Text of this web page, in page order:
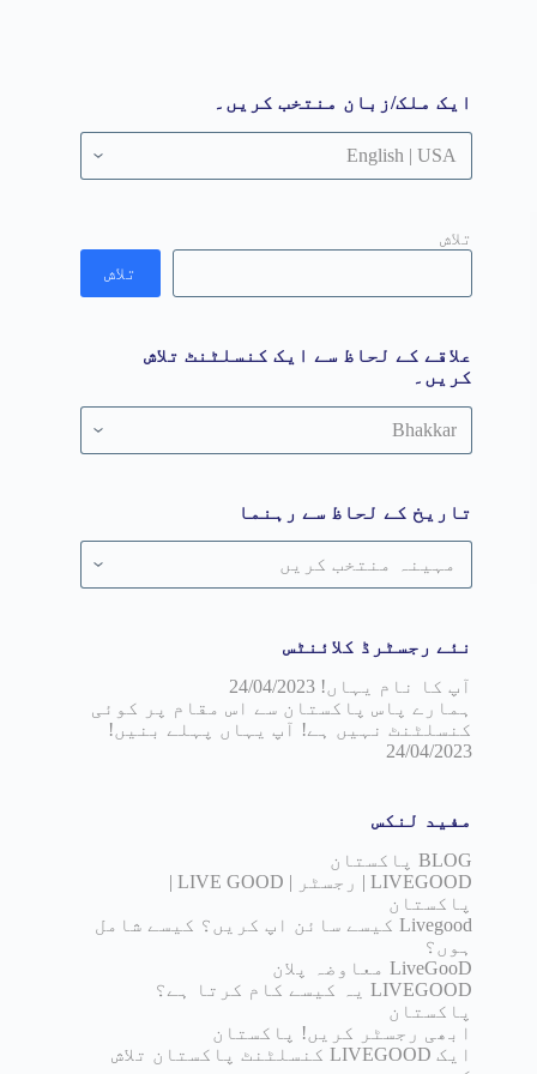
ایک ملک/زبان منتخب کریں۔
تلاش
تلاش
علاقے کے لحاظ سے ایک کنسلٹنٹ تلاش
کریں۔
علاقے
کے
لحاظ
کنسلٹنٹ
تلاش
تاریخ کے لحاظ سے رہنما
تاریخ
کے
لحاظ
نئے رجسٹرڈ کلائنٹس
آپ کا نام یہاں! 24/04/2023
ہمارے پاس پاکستان سے اس مقام پر کوئی
کنسلٹنٹ نہیں ہے! آپ یہاں پہلے بنیں!
24/04/2023
مفید لنکس
BLOG پاکستان
LIVEGOOD | رجسٹر | LIVE GOOD |
پاکستان
Livegood کیسے سائن اپ کریں؟ کیسے شامل
ہوں؟
LiveGooD معاوضہ پلان
LIVEGOOD یہ کیسے کام کرتا ہے؟
پاکستان
ابھی رجسٹر کریں! پاکستان
ایک LIVEGOOD کنسلٹنٹ پاکستان تلاش